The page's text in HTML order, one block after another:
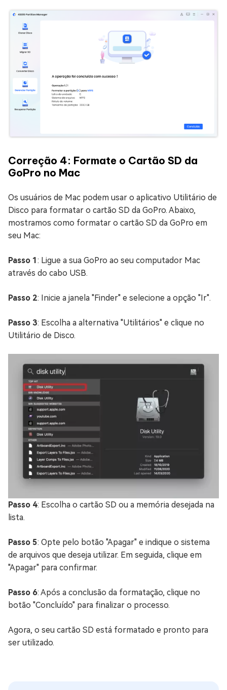
Correção 4: Formate o Cartão SD da
GoPro no Mac
Os usuários de Mac podem usar o aplicativo Utilitário de
Disco para formatar o cartão SD da GoPro. Abaixo,
mostramos como formatar o cartão SD da GoPro em
seu Mac:
Passo 1 : Ligue a sua GoPro ao seu computador Mac
através do cabo USB.
Passo 2: Inicie a janela "Finder" e selecione a opção "Ir".
Passo 3: Escolha a alternativa "Utilitários" e clique no
Utilitário de Disco.
Passo 4: Escolha o cartão SD ou a memória desejada na
lista.
Passo 5: Opte pelo botão "Apagar" e indique o sistema
de arquivos que deseja utilizar. Em seguida, clique em
"Apagar" para confirmar.
Passo 6: Após a conclusão da formatação, clique no
botão "Concluído" para finalizar o processo.
Agora, o seu cartão SD está formatado e pronto para
ser utilizado.